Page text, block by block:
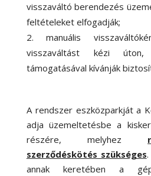
visszaváltó berendezés
feltételeket elfogadják;
manuális
visszaváltást kézi úton,
támogatásával kívánják
A rendszer eszközparkját a
adja üzemeltetésbe a
részére, melyhez
szerződéskötés szükséges
annak keretében a